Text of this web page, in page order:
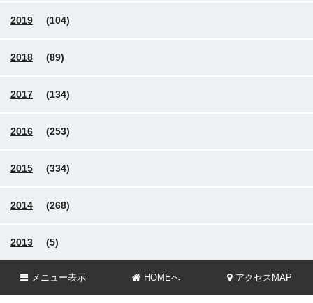
2019 (104)
2018 (89)
2017 (134)
2016 (253)
2015 (334)
2014 (268)
2013 (5)
メニュー表示 HOMEへ アクセスMAP